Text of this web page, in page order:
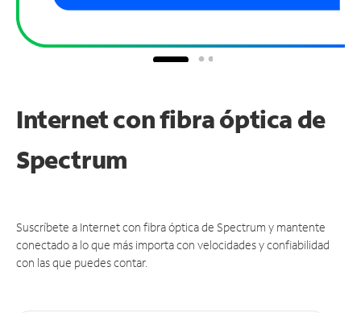
Internet con fibra óptica de
Spectrum
Suscríbete a Internet con fibra óptica de Spectrum y mantente
conectado a lo que más importa con velocidades y confiabilidad
con las que puedes contar.